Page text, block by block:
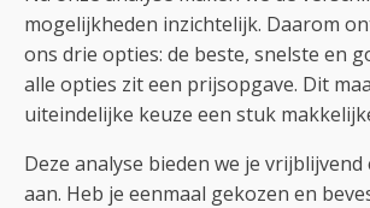
mogelijkheden inzichtelijk. Daarom
ons drie opties: de beste, snelste en
alle opties zit een prijsopgave. Dit
uiteindelijke keuze een stuk
Deze analyse bieden we je
aan. Heb je eenmaal gekozen en